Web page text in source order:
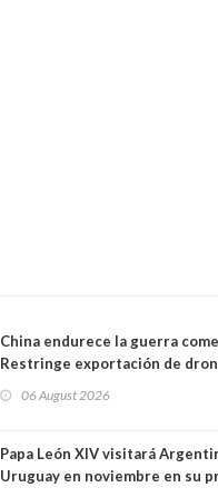
China endurece la guerra
Restringe exportación de
06 August 2026
Papa León XIV visitará
Uruguay en noviembre en su